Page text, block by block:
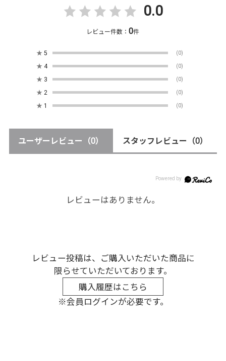
0.0
レビュー件数：0件
★ 5 (0)
★ 4 (0)
★ 3 (0)
★ 2 (0)
★ 1 (0)
ユーザーレビュー （0） スタッフレビュー （0）
レビューはありません。
レビュー投稿は、ご購入いただいた商品に
限らせていただいております。
購入履歴はこちら
※会員ログインが必要です。